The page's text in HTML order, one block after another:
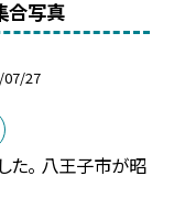
合写真
07/27
た。 八王子市が昭